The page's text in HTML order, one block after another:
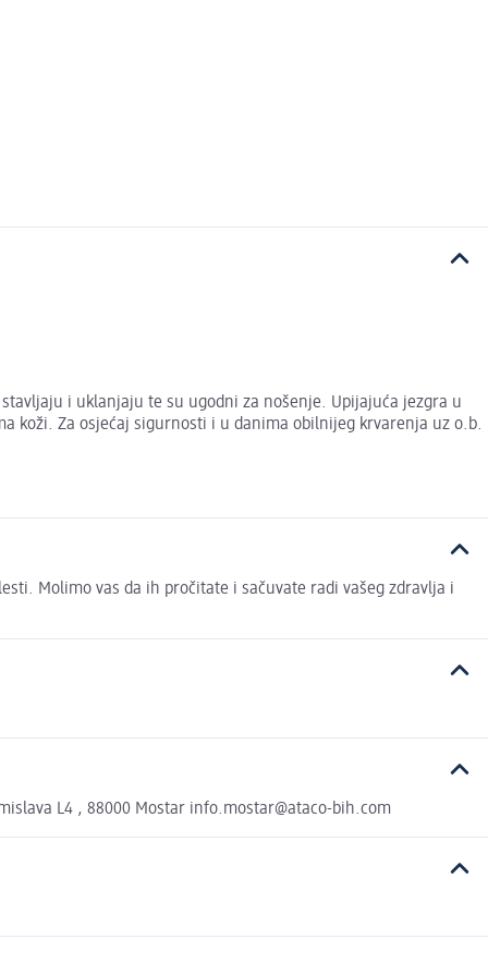
i uklanjaju te su ugodni za nošenje. Upijajuća jezgra u
koži. Za osjećaj sigurnosti i u danima obilnijeg krvarenja uz o.b.
Molimo vas da ih pročitate i sačuvate radi vašeg zdravlja i
L4 , 88000 Mostar info.mostar@ataco-bih.com